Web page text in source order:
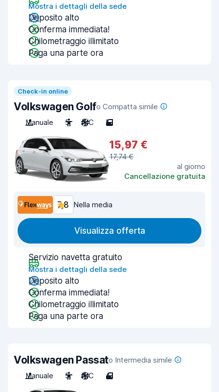
Mostra i dettagli della sede
Deposito alto
Conferma immediata!
Chilometraggio illimitato
Paga una parte ora
Check-in online
Volkswagen Golfo Compatta simile
Manuale
5 A/C 5
15,97 €
17,74 €
al giorno
Cancellazione gratuita
7,8 Nella media
Visualizza offerta
Servizio navetta gratuito
Mostra i dettagli della sede
Deposito alto
Conferma immediata!
Chilometraggio illimitato
Paga una parte ora
Volkswagen Passato Intermedia simile
Manuale
5 A/C 4